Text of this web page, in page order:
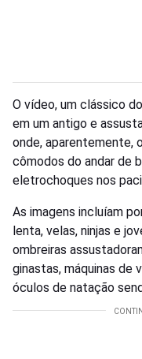
O vídeo, um clássico
em um antigo e
onde, aparentemente,
cômodos do andar de
eletrochoques nos
As imagens incluíam
lenta, velas, ninjas e
ombreiras
ginastas, máquinas de
óculos de natação